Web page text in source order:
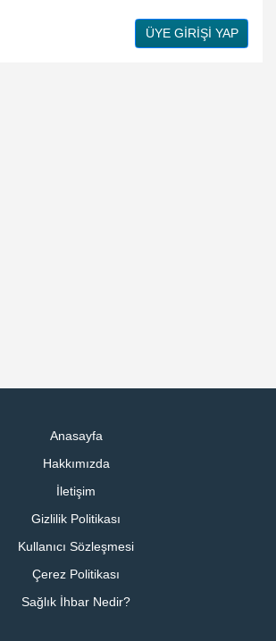
ÜYE GİRİŞİ YAP
Anasayfa
Hakkımızda
İletişim
Gizlilik Politikası
Kullanıcı Sözleşmesi
Çerez Politikası
Sağlık İhbar Nedir?